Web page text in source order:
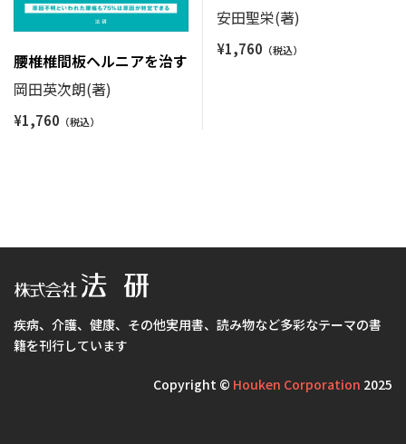
腰椎椎間板ヘルニアを治す
岡田英次朗(著)
¥1,760
本
安田聖栄(著)
¥1,760
疾病、介護、健康、その他実用書、読み物など多彩なテーマの書
籍を刊行しています
Copyright © Houken Corporation 2025